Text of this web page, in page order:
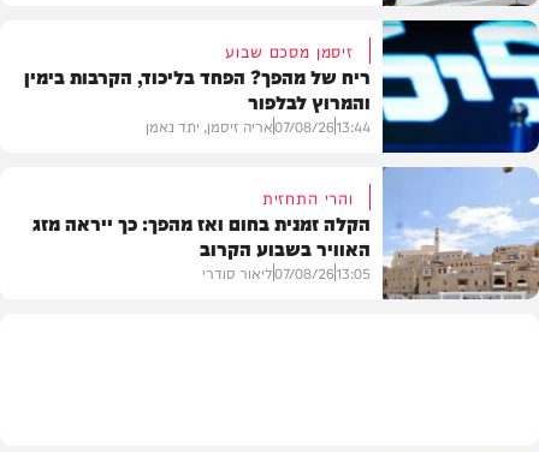
בארץ
פוליטי
זיסמן מסכם שבוע
ריח של מהפך? הפחד בליכוד, הקרבות בימין
והמרוץ לבלפור
13:44
07/08/26אריה זיסמן, יתד נאמן
והרי התחזית
הקלה זמנית בחום ואז מהפך: כך ייראה מזג
האוויר בשבוע הקרוב
13:05
07/08/26ליאור סודרי